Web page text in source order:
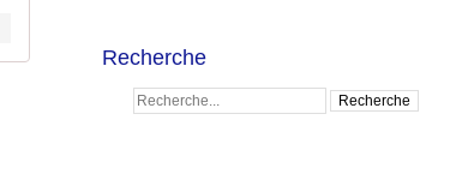
Recherche